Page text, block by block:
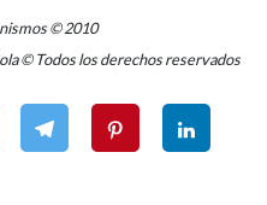
© 2010
© Todos los derechos reservados